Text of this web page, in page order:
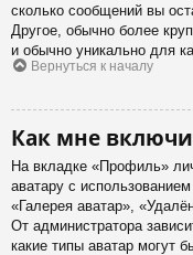
сколько сообщений вы
Другое, обычно более
и обычно уникально для
Вернуться к началу
Как мне
На вкладке «Профиль»
аватару с
«Галерея аватар»,
От администратора
какие типы аватар могут